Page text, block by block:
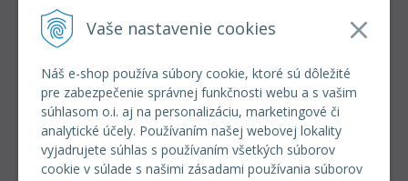
Vaše nastavenie cookies
Náš e-shop používa súbory cookie, ktoré sú dôležité
pre zabezpečenie správnej funkčnosti webu a s vašim
súhlasom o.i. aj na personalizáciu, marketingové či
analytické účely. Používaním našej webovej lokality
vyjadrujete súhlas s používaním všetkých súborov
cookie v súlade s našimi zásadami používania súborov
+421 37 6586 731
VŠETKO O NÁKUPE
REGISTRÁCIA VEĽKOOBCHOD
Formulár na odsúpenie od zmluvy
Doprava a platba